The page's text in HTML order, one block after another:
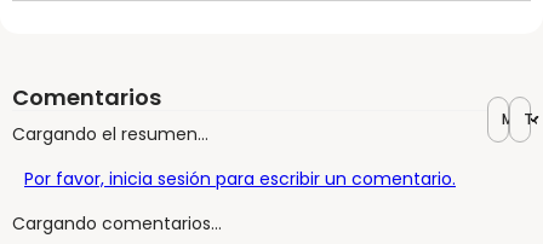
Comentarios
Cargando el resumen…
Por favor, inicia sesión para escribir un comentario.
Más
Cargando comentarios…